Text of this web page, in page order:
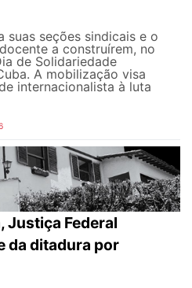
suas seções sindicais e o
a construírem, no
de Solidariedade
A mobilização visa
internacionalista à luta
Justiça Federal
da ditadura por